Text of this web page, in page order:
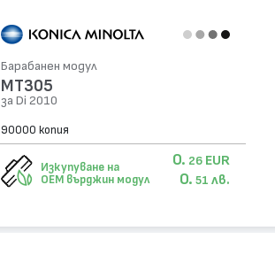
Барабанен модул
MT305
за Di 2010
90000 копия
Изкупуване на
OEM върджин модул
0. 26 EUR
0. 51 лв.